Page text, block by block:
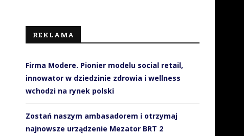
REKLAMA
Firma Modere. Pionier modelu social retail,
innowator w dziedzinie zdrowia i wellness
wchodzi na rynek polski
Zostań naszym ambasadorem i otrzymaj
najnowsze urządzenie Mezator BRT 2